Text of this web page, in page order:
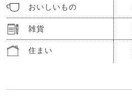
おいしいもの
雑貨
住まい